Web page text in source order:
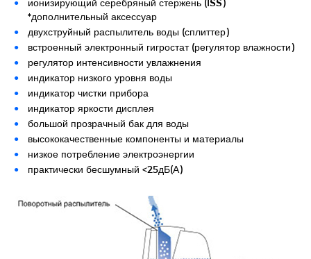
*дополнительный аксессуар
двухструйный распылитель воды (сплиттер)
встроенный электронный гигростат (регулятор влажности)
регулятор интенсивности увлажнения
индикатор низкого уровня воды
индикатор чистки прибора
индикатор яркости дисплея
большой прозрачный бак для воды
высококачественные компоненты и материалы
низкое потребление электроэнергии
практически бесшумный <25дБ(А)